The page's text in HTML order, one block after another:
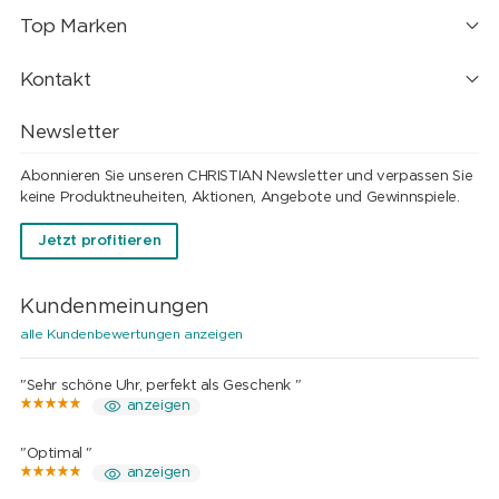
Top Marken
Kontakt
Newsletter
Abonnieren Sie unseren CHRISTIAN Newsletter und verpassen Sie
keine Produktneuheiten, Aktionen, Angebote und Gewinnspiele.
Jetzt profitieren
Kundenmeinungen
alle Kundenbewertungen anzeigen
"Sehr schöne Uhr, perfekt als Geschenk "
anzeigen
"Optimal "
anzeigen